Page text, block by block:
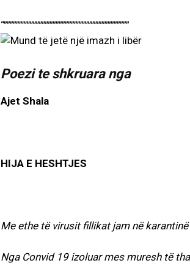
“”””””””””””””””””””””””””””””””””””””””””
Poezi te shkruara nga
Ajet Shala
HIJA E HESHTJES
Me ethe të virusit fillikat jam në karantinë
Nga Convid 19 izoluar mes muresh të